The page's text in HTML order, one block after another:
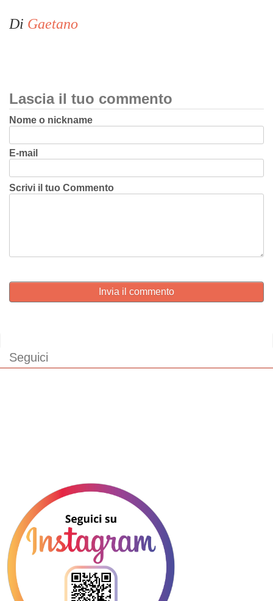
Di Gaetano
Lascia il tuo commento
Nome o nickname
E-mail
Scrivi il tuo Commento
Invia il commento
Seguici